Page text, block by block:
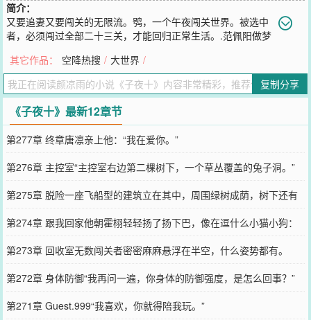
简介：
又要追妻又要闯关的无限流。鸮，一个午夜闯关世界。被选中
者，必须闯过全部二十三关，才能回归正常生活。.范佩阳做梦
人，身患绝症，时日无多。.未料，闯完第十三关（13/23）时，命运
给了他新的选择鸮：作为进入后十关的奖励，我可以满足你一个限定
条件的愿望。.范佩阳：让唐凛痊愈。鸮：不符合限定条件。范佩阳：
让唐凛
您要是觉得《 子夜十》还不错的话请不要忘记向您QQ群和微博微信里
的朋友推荐哦！
其它作品： 空降热搜 / 大世界 /
复制分享
《子夜十》最新12章节
第277章 终章唐凛亲上他：“我在爱你。”
第276章 主控室“主控室右边第二棵树下，一个草丛覆盖的兔子洞。”
第275章 脱险一座飞船型的建筑立在其中，周围绿树成荫，树下还有
一簇簇不知名的小花
第274章 跟我回家他朝霍栩轻轻扬了扬下巴，像在逗什么小猫小狗：
“我带你回去怎么样？”
第273章 回收室无数闯关者密密麻麻悬浮在半空，什么姿势都有。
第272章 身体防御“我再问一遍，你身体的防御强度，是怎么回事？”
第271章 Guest.999“我喜欢，你就得陪我玩。”